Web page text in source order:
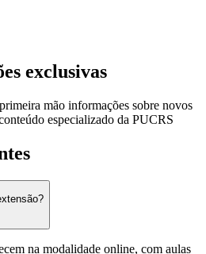
exclusivas
mão informações sobre novos
especializado da PUCRS
na modalidade online, com aulas